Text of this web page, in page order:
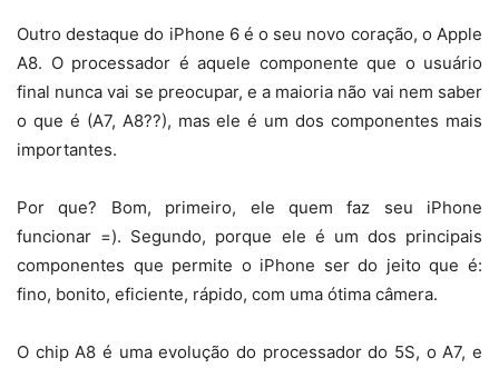
Outro destaque do iPhone 6 é o seu novo coração, o Apple
A8. O processador é aquele componente que o usuário
final nunca vai se preocupar, e a maioria não vai nem saber
o que é (A7, A8??), mas ele é um dos componentes mais
importantes.
Por que? Bom, primeiro, ele quem faz seu iPhone
funcionar =). Segundo, porque ele é um dos principais
componentes que permite o iPhone ser do jeito que é:
fino, bonito, eficiente, rápido, com uma ótima câmera.
O chip A8 é uma evolução do processador do 5S, o A7, e